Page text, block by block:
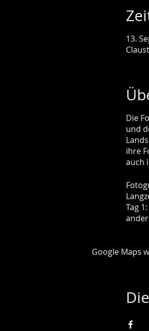
13.
Die
und
ihre
auch
Tag
und
Google Maps